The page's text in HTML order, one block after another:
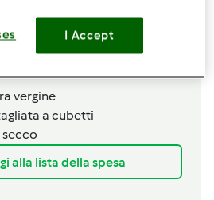
a metà
secco
vergine
a cubetti
alla lista della spesa
I Accept